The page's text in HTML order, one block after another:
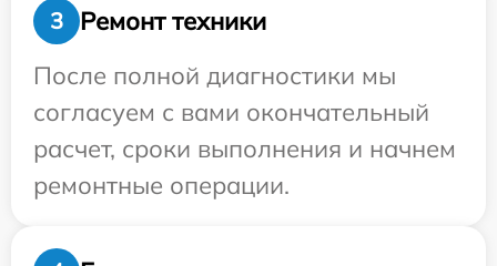
3
Ремонт техники
После полной диагностики мы
согласуем с вами окончательный
расчет, сроки выполнения и начнем
ремонтные операции.